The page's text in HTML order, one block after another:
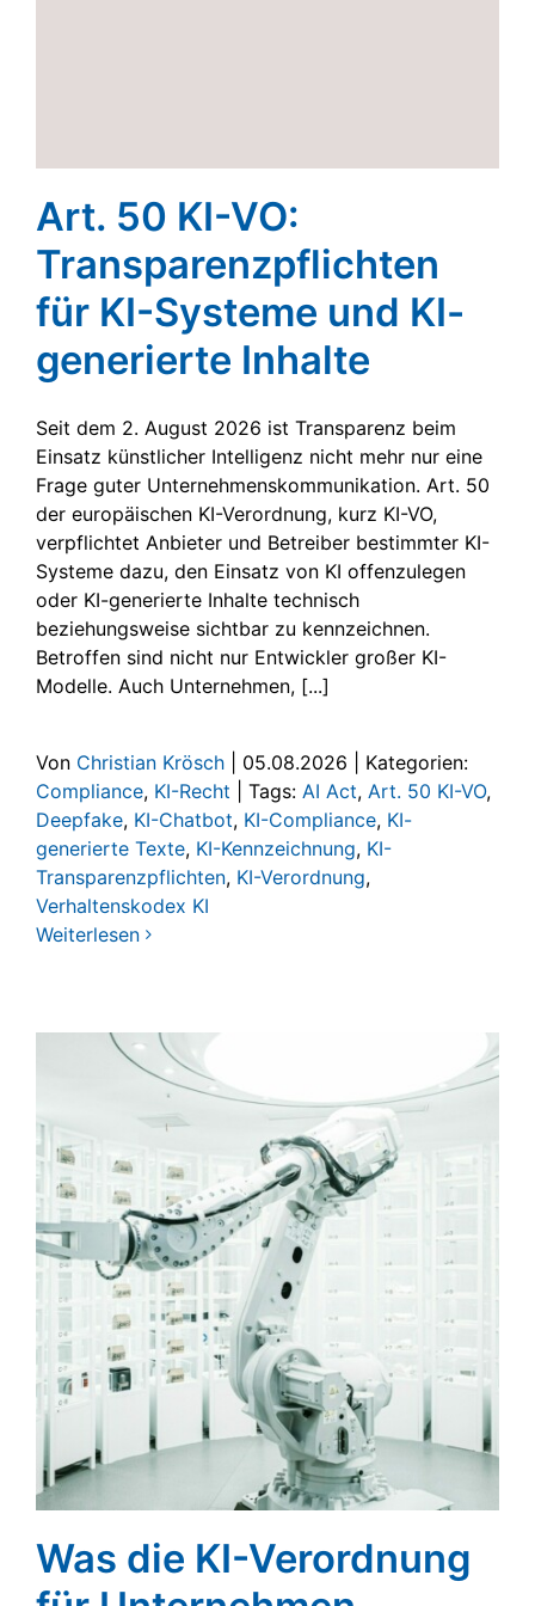
Art. 50 KI-VO:
Transparenzpflichten
für KI-Systeme und KI-
generierte Inhalte
Seit dem 2. August 2026 ist Transparenz beim
Einsatz künstlicher Intelligenz nicht mehr nur eine
Frage guter Unternehmenskommunikation. Art. 50
der europäischen KI-Verordnung, kurz KI-VO,
verpflichtet Anbieter und Betreiber bestimmter KI-
Systeme dazu, den Einsatz von KI offenzulegen
oder KI-generierte Inhalte technisch
beziehungsweise sichtbar zu kennzeichnen.
Betroffen sind nicht nur Entwickler großer KI-
Modelle. Auch Unternehmen, [...]
Von Christian Krösch 05.08.2026
Kategorien:
Compliance, KI-Recht Tags: AI Act, Art. 50 KI-VO,
Deepfake, KI-Chatbot, KI-Compliance, KI-
generierte Texte, KI-Kennzeichnung, KI-
Transparenzpflichten, KI-Verordnung,
Verhaltenskodex KI
Weiterlesen
Was die KI-Verordnung